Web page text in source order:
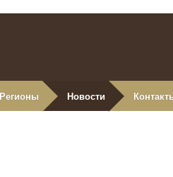
Регионы Новости